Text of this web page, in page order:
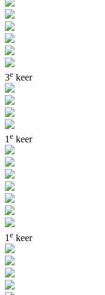
3e keer
1 e keer
1 e keer